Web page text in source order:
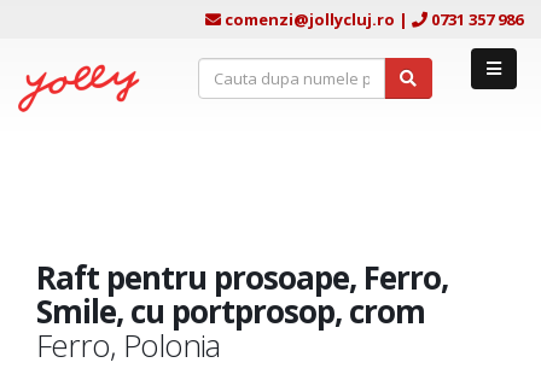
comenzi@jollycluj.ro | 0731 357 986
Raft pentru prosoape, Ferro,
Smile, cu portprosop, crom
Ferro, Polonia